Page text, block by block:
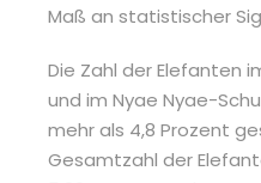
Maß an statistischer
Die Zahl der Elefanten
und im Nyae Nyae-
mehr als 4,8 Prozent
Gesamtzahl der